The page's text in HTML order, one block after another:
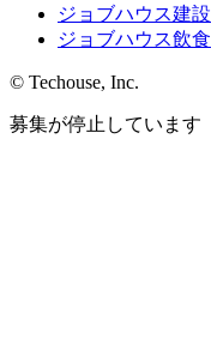
ジョブハウス建設
ジョブハウス飲食
© Techouse, Inc.
募集が停止しています